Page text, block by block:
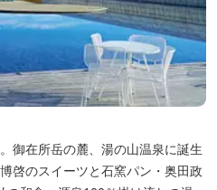
御在所岳の麓、湯の山温泉に誕生
啓のスイーツと石窯パン・奥田政